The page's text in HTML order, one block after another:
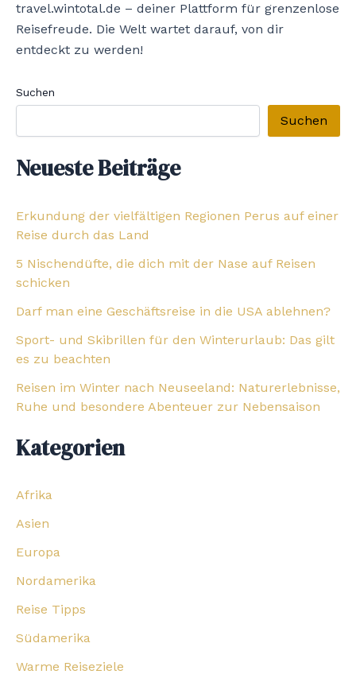
travel.wintotal.de – deiner Plattform für grenzenlose
Reisefreude. Die Welt wartet darauf, von dir
entdeckt zu werden!
Suchen
Suchen
Neueste Beiträge
Erkundung der vielfältigen Regionen Perus auf einer
Reise durch das Land
5 Nischendüfte, die dich mit der Nase auf Reisen
schicken
Darf man eine Geschäftsreise in die USA ablehnen?
Sport- und Skibrillen für den Winterurlaub: Das gilt
es zu beachten
Reisen im Winter nach Neuseeland: Naturerlebnisse,
Ruhe und besondere Abenteuer zur Nebensaison
Kategorien
Afrika
Asien
Europa
Nordamerika
Reise Tipps
Südamerika
Warme Reiseziele